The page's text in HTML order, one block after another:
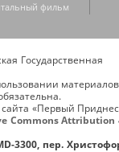
фильм
Государственная
«Первый
Commons Attribution
3300, пер.